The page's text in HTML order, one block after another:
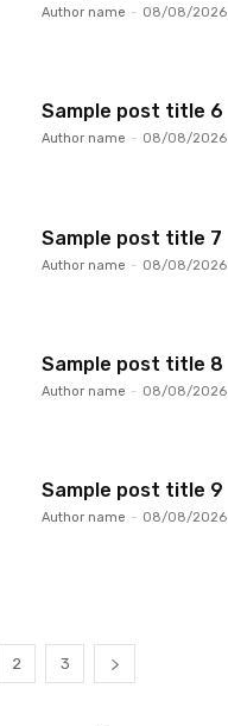
Author name - 08/08/2026
Sample post title 6
Author name - 08/08/2026
Sample post title 7
Author name - 08/08/2026
Sample post title 8
Author name - 08/08/2026
Sample post title 9
Author name - 08/08/2026
2 3